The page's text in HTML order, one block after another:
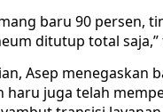
baru 90 persen,
ditutup total
Asep menegaskan
haru juga telah